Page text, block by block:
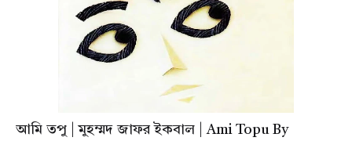
আমি তপু | মুহম্মদ জাফর ইকবাল | Ami Topu By